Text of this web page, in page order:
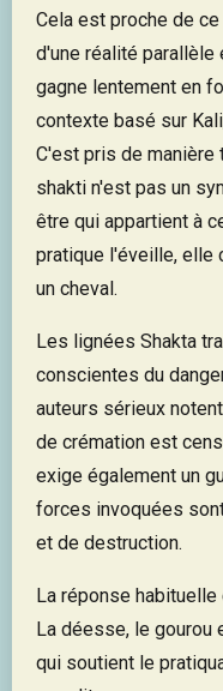
Cela est proche de
d'une réalité parallèle
gagne lentement en
contexte basé sur
C'est pris de manière
shakti n'est pas un
être qui appartient à
pratique l'éveille, elle
un cheval.
Les lignées Shakta
conscientes du
auteurs sérieux
de crémation est
exige également un
forces invoquées
et de destruction.
La réponse
La déesse, le gourou
qui soutient le